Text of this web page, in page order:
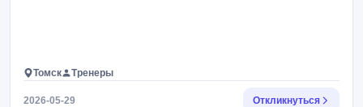
Томск Тренеры
2026-05-29 Откликнуться